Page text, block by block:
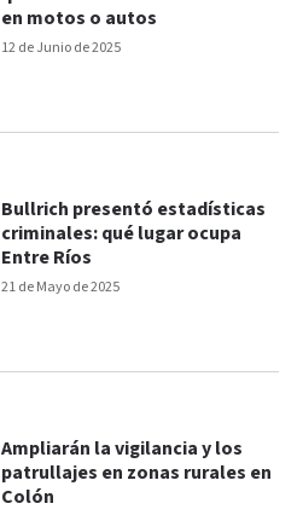
12 de Junio de 2025
en motos o autos
21 de Mayo de 2025
Bullrich presentó estadísticas
criminales: qué lugar ocupa
Entre Ríos
Ampliarán la vigilancia y los
patrullajes en zonas rurales en
Colón